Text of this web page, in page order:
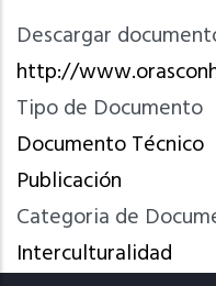
Descargar
http://
Tipo de Documento
Documento Técnico
Publicación
Categoria de
Interculturalidad